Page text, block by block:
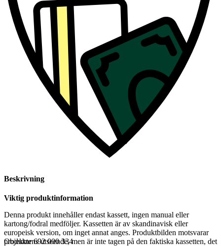
Beskrivning
Viktig produktinformation
Denna produkt innehåller endast kassett, ingen manual eller
kartong/fodral medföljer. Kassetten är av skandinavisk eller
europeisk version, om inget annat anges. Produktbilden motsvarar
produktens utseende, men är inte tagen på den faktiska kassetten, det
Objektnr 692 000 334